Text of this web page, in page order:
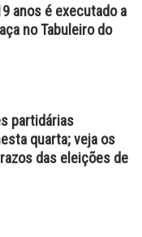
anos é executado a
no Tabuleiro do
partidárias
quarta; veja os
das eleições de